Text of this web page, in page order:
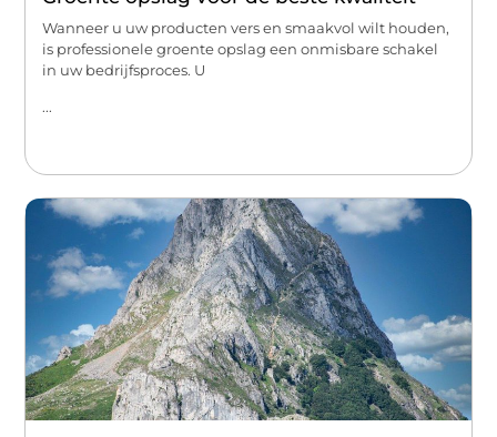
Wanneer u uw producten vers en smaakvol wilt houden,
is professionele groente opslag een onmisbare schakel
in uw bedrijfsproces. U
...